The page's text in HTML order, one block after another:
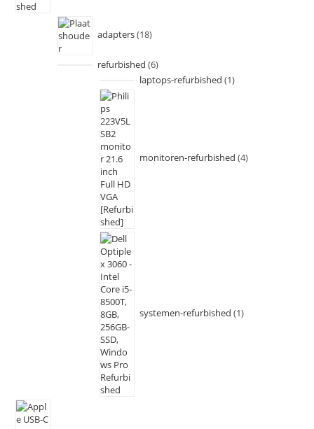
adapters 18
refurbished 6
laptops-refurbished 1
monitoren-refurbished 4
systemen-refurbished 1